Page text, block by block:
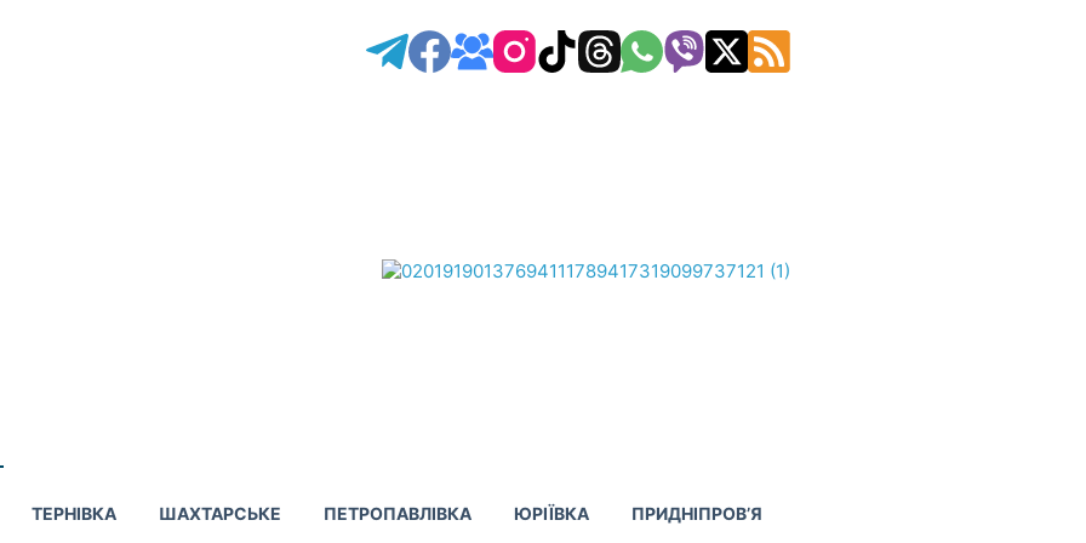
ТЕРНІВКА ШАХТАРСЬКЕ ПЕТРОПАВЛІВКА ЮРІЇВКА ПРИДНІПРОВ’Я